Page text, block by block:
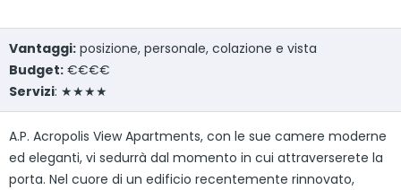
Vantaggi: posizione, personale, colazione e vista
Budget: €€€€
Servizi: ★★★★
A.P. Acropolis View Apartments, con le sue camere moderne
ed eleganti, vi sedurrà dal momento in cui attraverserete la
porta. Nel cuore di un edificio recentemente rinnovato,